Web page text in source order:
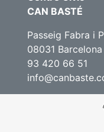
CAN BASTÉ
Passeig Fabra i
08031 Barcelona
93 420 66 51